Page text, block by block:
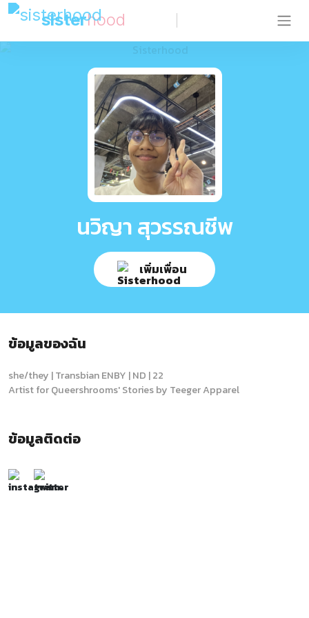
sisterhood
นวิญา สุวรรณชีพ
เพิ่มเพื่อน
ข้อมูลของฉัน
she/they | Transbian ENBY | ND | 22
Artist for Queershrooms' Stories by Teeger Apparel
ข้อมูลติดต่อ